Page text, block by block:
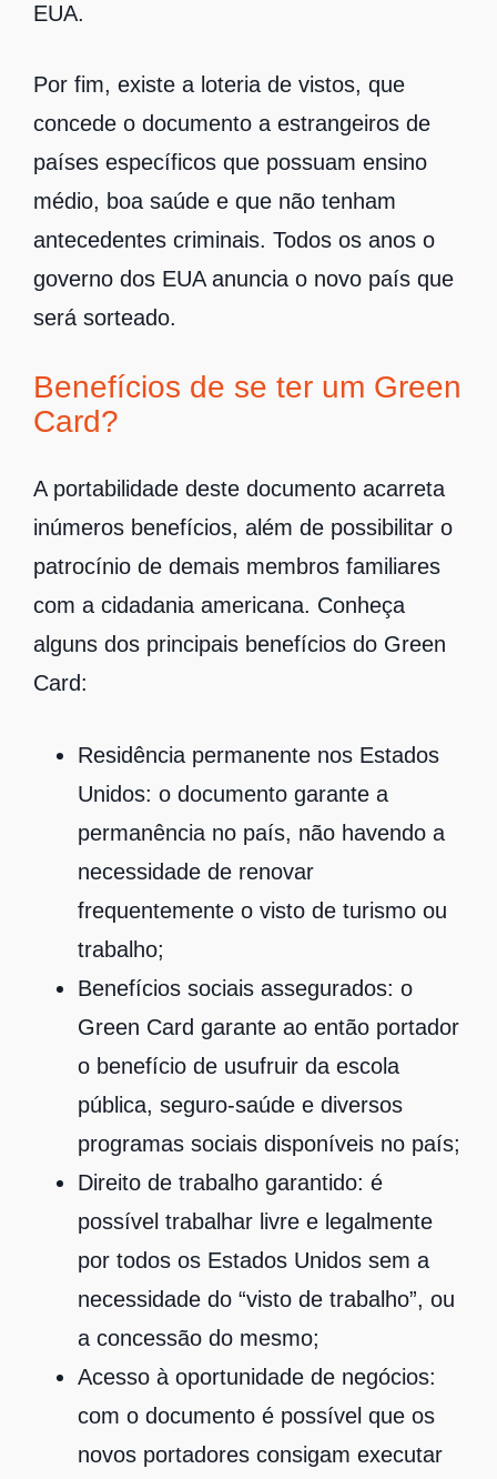
EUA.
Por fim, existe a loteria de vistos, que
concede o documento a estrangeiros de
países específicos que possuam ensino
médio, boa saúde e que não tenham
antecedentes criminais. Todos os anos o
governo dos EUA anuncia o novo país que
será sorteado.
Benefícios de se ter um Green
Card?
A portabilidade deste documento acarreta
inúmeros benefícios, além de possibilitar o
patrocínio de demais membros familiares
com a cidadania americana. Conheça
alguns dos principais benefícios do Green
Card:
Residência permanente nos Estados
Unidos: o documento garante a
permanência no país, não havendo a
necessidade de renovar
frequentemente o visto de turismo ou
trabalho;
Benefícios sociais assegurados: o
Green Card garante ao então portador
o benefício de usufruir da escola
pública, seguro-saúde e diversos
programas sociais disponíveis no país;
Direito de trabalho garantido: é
possível trabalhar livre e legalmente
por todos os Estados Unidos sem a
necessidade do “visto de trabalho”, ou
a concessão do mesmo;
Acesso à oportunidade de negócios:
com o documento é possível que os
novos portadores consigam executar